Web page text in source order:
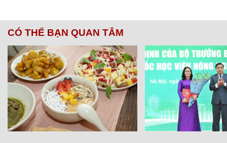
CÓ THỂ BẠN QUAN TÂM